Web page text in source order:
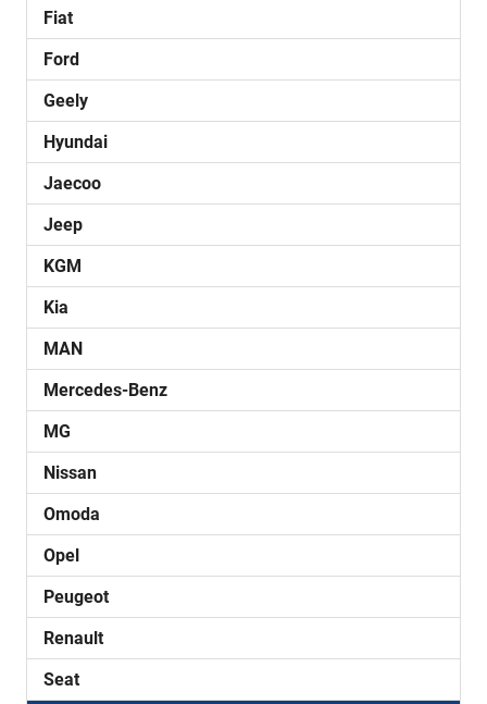
Fiat
Ford
Geely
Hyundai
Jaecoo
Jeep
KGM
Kia
MAN
Mercedes-Benz
MG
Nissan
Omoda
Opel
Peugeot
Renault
Seat